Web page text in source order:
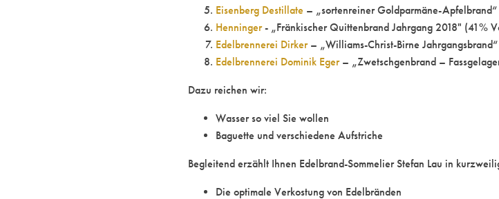
Eisenberg Destillate – „sortenreiner Goldparmäne-
Henninger- „Fränkischer Quittenbrand Jahrgang 2018" (41%
Edelbrennerei Dirker– „Williams-Christ-Birne
Edelbrennerei Dominik Eger– „Zwetschgenbrand –
Dazu reichen wir:
Wasser so viel Sie wollen
Baguette und verschiedene Aufstriche
Begleitend erzählt Ihnen Edelbrand-Sommelier Stefan Lau in
Die optimale Verkostung von Edelbränden